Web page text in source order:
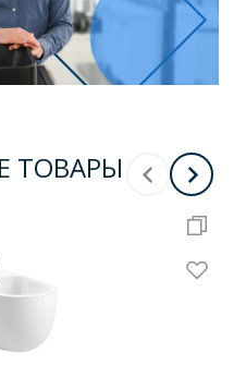
ТОВАРЫ